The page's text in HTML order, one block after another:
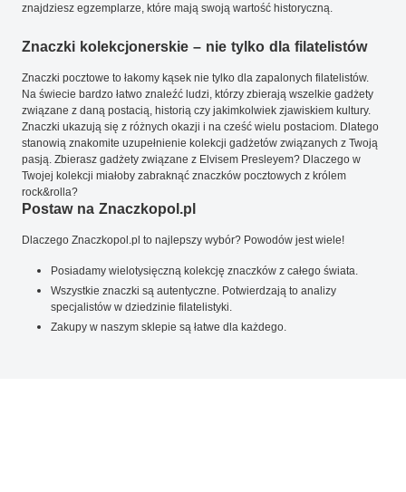
znajdziesz egzemplarze, które mają swoją wartość historyczną.
Znaczki kolekcjonerskie – nie tylko dla filatelistów
Znaczki pocztowe to łakomy kąsek nie tylko dla zapalonych filatelistów.
Na świecie bardzo łatwo znaleźć ludzi, którzy zbierają wszelkie gadżety
związane z daną postacią, historią czy jakimkolwiek zjawiskiem kultury.
Znaczki ukazują się z różnych okazji i na cześć wielu postaciom. Dlatego
stanowią znakomite uzupełnienie kolekcji gadżetów związanych z Twoją
pasją. Zbierasz gadżety związane z Elvisem Presleyem? Dlaczego w
Twojej kolekcji miałoby zabraknąć znaczków pocztowych z królem
rock&rolla?
Postaw na Znaczkopol.pl
Dlaczego Znaczkopol.pl to najlepszy wybór? Powodów jest wiele!
Posiadamy wielotysięczną kolekcję znaczków z całego świata.
Wszystkie znaczki są autentyczne. Potwierdzają to analizy
specjalistów w dziedzinie filatelistyki.
Zakupy w naszym sklepie są łatwe dla każdego.